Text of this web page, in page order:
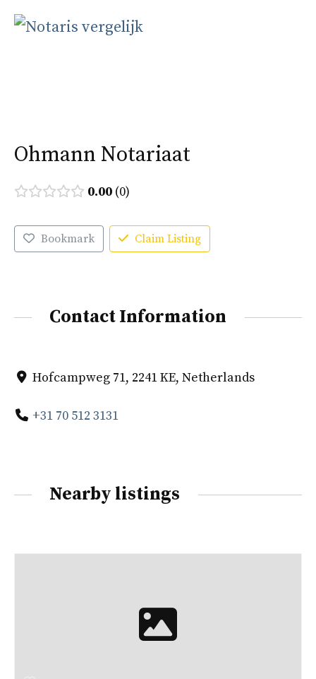
naar
Ohmann Notariaat
0.00 0
Bookmark Claim Listing
Contact Information
Hofcampweg 71, 2241 KE, Netherlands
+31 70 512 3131
Nearby listings